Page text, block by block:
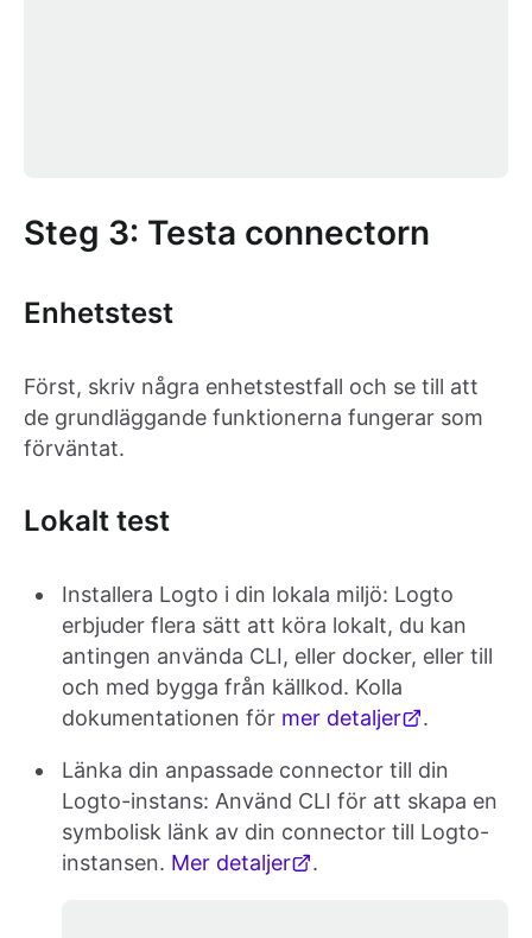
Steg 3: Testa connectorn
Enhetstest
Först, skriv några enhetstestfall och se till att
de grundläggande funktionerna fungerar som
förväntat.
Lokalt test
Installera Logto i din lokala miljö: Logto
erbjuder flera sätt att köra lokalt, du kan
antingen använda CLI, eller docker, eller till
och med bygga från källkod. Kolla
dokumentationen för mer detaljer .
Länka din anpassade connector till din
Logto-instans: Använd CLI för att skapa en
symbolisk länk av din connector till Logto-
instansen. Mer detaljer .